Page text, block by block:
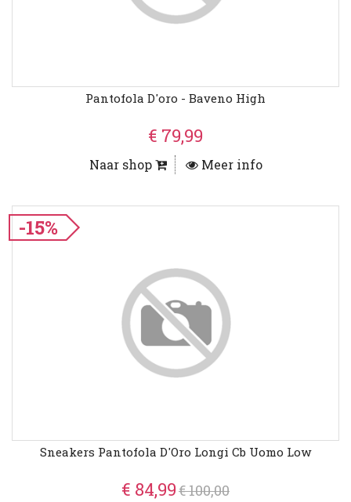
Pantofola D'oro - Baveno High
€ 79,99
Naar shop Meer info
-15%
Sneakers Pantofola D'Oro Longi Cb Uomo Low
€ 84,99€ 100,00